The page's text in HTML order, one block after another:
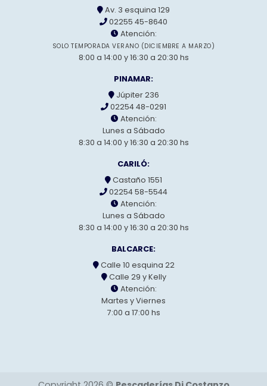
Av. 3 esquina 129
02255 45-8640
Atención:
SOLO TEMPORADA VERANO (DICIEMBRE A MARZO)
8:00 a 14:00 y 16:30 a 20:30 hs
PINAMAR:
Júpiter 236
02254 48-0291
Atención:
Lunes a Sábado
8:30 a 14:00 y 16:30 a 20:30 hs
CARILÓ:
Castaño 1551
02254 58-5544
Atención:
Lunes a Sábado
8:30 a 14:00 y 16:30 a 20:30 hs
BALCARCE:
Calle 10 esquina 22
Calle 29 y Kelly
Atención:
Martes y Viernes
7:00 a 17:00 hs